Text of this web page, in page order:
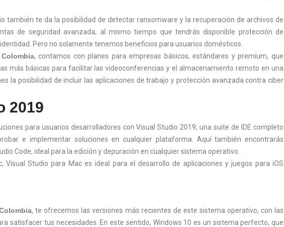
también te da la posibilidad de detectar ransomware y la recuperación de archivos de
de seguridad avanzada, al mismo tiempo que tendrás disponible protección de
Pero no solamente tenemos beneficios para usuarios domésticos.
, contamos con planes para empresas básicos, estándares y premium, que
más básicas para facilitar las videoconferencias y el almacenamiento remoto en una
la posibilidad de incluir las aplicaciones de trabajo y protección avanzada contra ciber
2019
para usuarios desarrolladores con Visual Studio 2019; una suite de IDE completo
e implementar soluciones en cualquier plataforma. Aquí también encontrarás
Code, ideal para la edición y depuración en cualquier sistema operativo.
Visual Studio para Mac es ideal para el desarrollo de aplicaciones y juegos para iOS
, te ofrecemos las versiones más recientes de este sistema operativo, con las
satisfacer tus necesidades. En este sentido, Windows 10 es un sistema perfecto, que